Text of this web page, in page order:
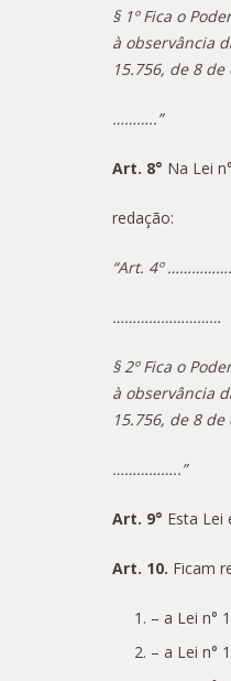
§ 1º Fica o
à observância
15.756, de 8
………..”
Art. 8° Na Lei
redação:
“Art. 4º
………………………
§ 2º Fica o
à observância
15.756, de 8
……………..”
Art. 9° Esta Lei
Art. 10. Ficam
– a Lei n°
– a Lei n°